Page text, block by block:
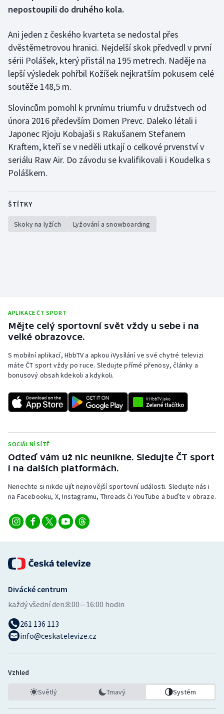
Futsal
Golf
Gymnastika
Házená
Jezdectví
Judo
Krasobruslení
Lyže a snowboard
Plavání
Plážový volejbal
Ragby
Rychlobruslení
Short track
Sportovní střelba
Stolní tenis
Triatlon
Veslování
Vodní slalom
Volejbal
nepostoupili do druhého kola.
Ani jeden z českého kvarteta se nedostal přes
dvěstěmetrovou hranici. Nejdelší skok předvedl v první
sérii Polášek, který přistál na 195 metrech. Naděje na
lepší výsledek pohřbil Kožíšek nejkratším pokusem celé
soutěže 148,5 m.
Slovincům pomohl k prvnímu triumfu v družstvech od
února 2016 především Domen Prevc. Daleko létali i
Japonec Rjoju Kobajaši s Rakušanem Stefanem
Kraftem, kteří se v neděli utkají o celkové prvenství v
seriálu Raw Air. Do závodu se kvalifikovali i Koudelka s
Poláškem.
ŠTÍTKY
Skoky na lyžích Lyžování a snowboarding
APLIKACE ČT SPORT
Mějte celý sportovní svět vždy u sebe i na
velké obrazovce.
S mobilní aplikací, HbbTV a apkou iVysílání ve své chytré televizi
máte ČT sport vždy po ruce. Sledujte přímé přenosy, články a
bonusový obsah kdekoli a kdykoli.
SOCIÁLNÍ SÍTĚ
Odteď vám už nic neunikne. Sledujte ČT sport
i na dalších platformách.
Nenechte si nikde ujít nejnovější sportovní události. Sledujte nás i
na Facebooku, X, Instagramu, Threads či YouTube a buďte v obraze.
Divácké centrum
každý všední den:8:00—16:00 hodin
261 136 113
info@ceskatelevize.cz
Vzhled
Světlý Tmavý Systém